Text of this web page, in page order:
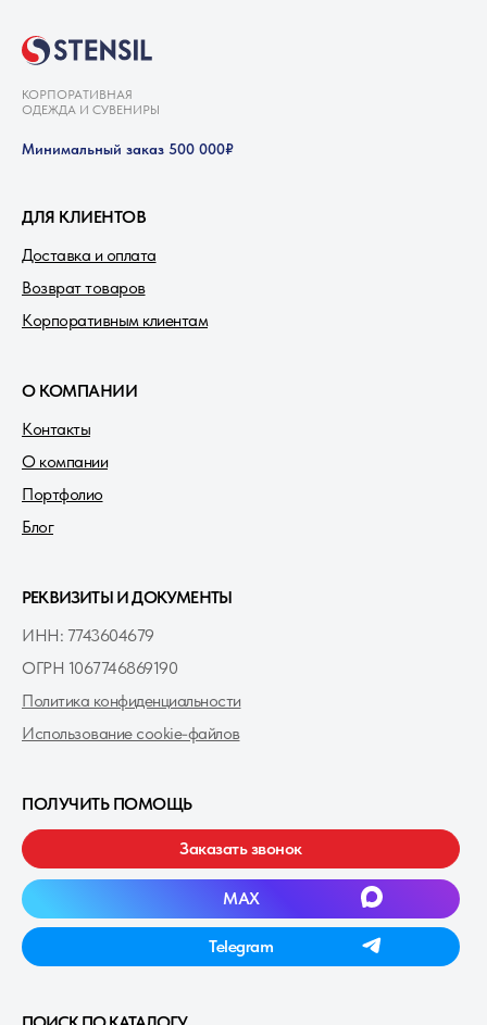
КОРПОРАТИВНАЯ
ОДЕЖДА И СУВЕНИРЫ
Минимальный заказ 500 000₽
Доставка и оплата
ДЛЯ КЛИЕНТОВ
Возврат товаров
Корпоративным клиентам
Заказать звонок
MAXㅤ
ПОЛУЧИТЬ ПОМОЩЬ
ИНН: 7743604679
О КОМПАНИИ
Портфолио
Блог
О компании
Контакты
ОГРН 1067746869190
РЕКВИЗИТЫ И ДОКУМЕНТЫ
Политика конфиденциальности
Использование cookie-файлов
Telegramㅤ